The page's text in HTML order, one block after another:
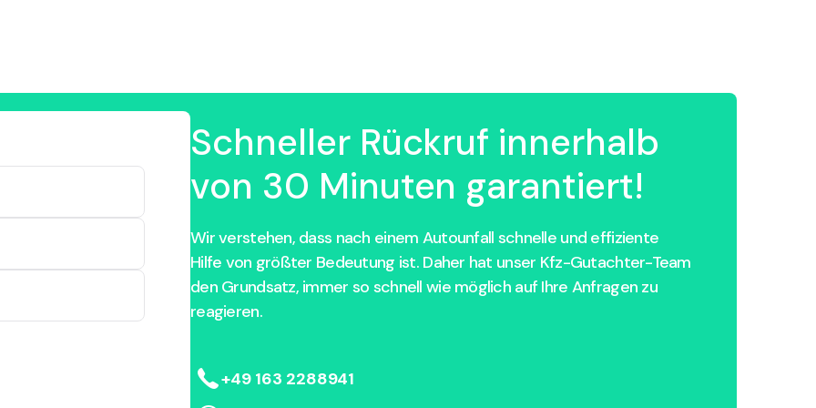
Schneller Rückruf innerhalb
von 30 Minuten garantiert!
Wir verstehen, dass nach einem Autounfall schnelle und effiziente
Hilfe von größter Bedeutung ist. Daher hat unser Kfz-Gutachter-Team
den Grundsatz, immer so schnell wie möglich auf Ihre Anfragen zu
reagieren.
+49 163 2288941